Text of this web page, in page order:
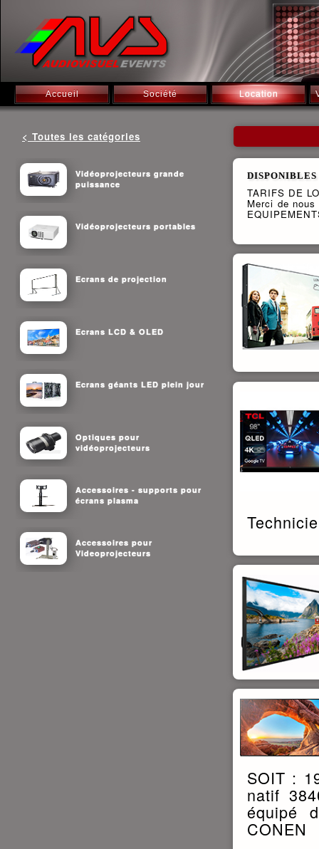
Accueil Société Location
< Toutes les catégories
Vidéoprojecteurs grande
puissance
Vidéoprojecteurs portables
Ecrans de projection
Ecrans LCD & OLED
Ecrans géants LED plein jour
Optiques pour
vidéoprojecteurs
Accessoires - supports pour
écrans plasma
Accessoires pour
Videoprojecteurs
TARIFS DE
Merci de
SOIT :
natif
équipé
CONEN